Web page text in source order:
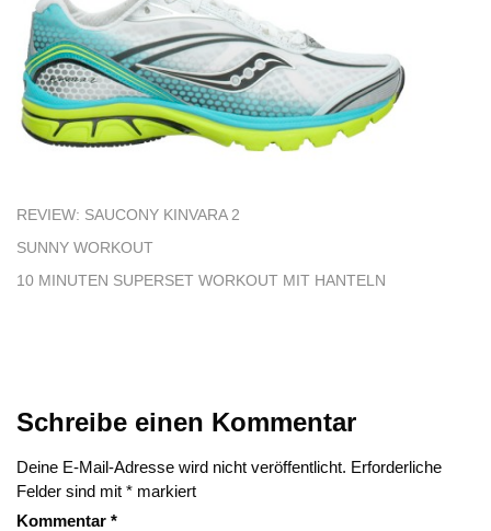
REVIEW: SAUCONY KINVARA 2
SUNNY WORKOUT
10 MINUTEN SUPERSET WORKOUT MIT HANTELN
Schreibe einen Kommentar
Deine E-Mail-Adresse wird nicht veröffentlicht. Erforderliche
Felder sind mit * markiert
Kommentar *